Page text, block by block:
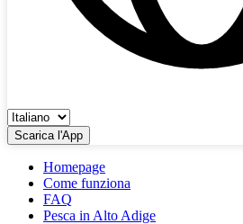
Scarica l'App
Homepage
Come funziona
FAQ
Pesca in Alto Adige